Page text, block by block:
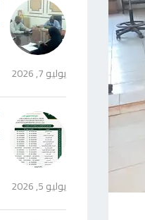
يوليو 7, 2026
يوليو 5, 2026